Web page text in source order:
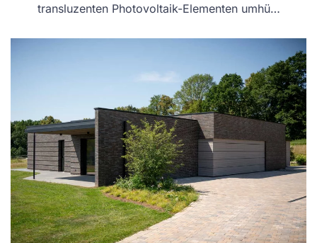
transluzenten Photovoltaik-Elementen umhü…